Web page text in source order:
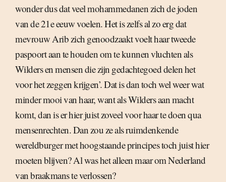
wonder dus dat veel mohammedanen zich de joden
van de 21e eeuw voelen. Het is zelfs al zo erg dat
mevrouw Arib zich genoodzaakt voelt haar tweede
paspoort aan te houden om te kunnen vluchten als
Wilders en mensen die zijn gedachtegoed delen het
voor het zeggen krijgen’. Dat is dan toch wel weer wat
minder mooi van haar, want als Wilders aan macht
komt, dan is er hier juist zoveel voor haar te doen qua
mensenrechten. Dan zou ze als ruimdenkende
wereldburger met hoogstaande principes toch juist hier
moeten blijven? Al was het alleen maar om Nederland
van braakmans te verlossen?